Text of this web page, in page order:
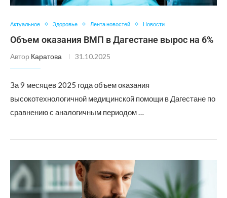
Актуальное Здоровье Лента новостей Новости
Объем оказания ВМП в Дагестане вырос на 6%
Автор Каратова 31.10.2025
За 9 месяцев 2025 года объем оказания
высокотехнологичной медицинской помощи в Дагестане по
сравнению с аналогичным периодом …